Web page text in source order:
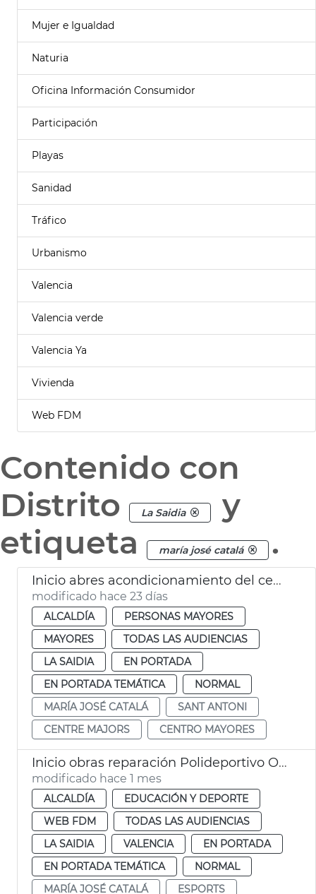
Mujer e Igualdad
Naturia
Oficina Información Consumidor
Participación
Playas
Sanidad
Tráfico
Urbanismo
Valencia
Valencia verde
Valencia Ya
Vivienda
Web FDM
Contenido con
Distrito
La Saidia
y
etiqueta
maría josé catalá .
Inicio abres acondicionamiento del centro de mayores Sant Antoni València
modificado hace 23 días
ALCALDÍA
PERSONAS MAYORES
MAYORES
TODAS LAS AUDIENCIAS
LA SAIDIA
EN PORTADA
EN PORTADA TEMÁTICA
NORMAL
MARÍA JOSÉ CATALÁ
SANT ANTONI
CENTRE MAJORS
CENTRO MAYORES
Inicio obras reparación Polideportivo Orriols València
modificado hace 1 mes
ALCALDÍA
EDUCACIÓN Y DEPORTE
WEB FDM
TODAS LAS AUDIENCIAS
LA SAIDIA
VALENCIA
EN PORTADA
EN PORTADA TEMÁTICA
NORMAL
MARÍA JOSÉ CATALÁ
ESPORTS